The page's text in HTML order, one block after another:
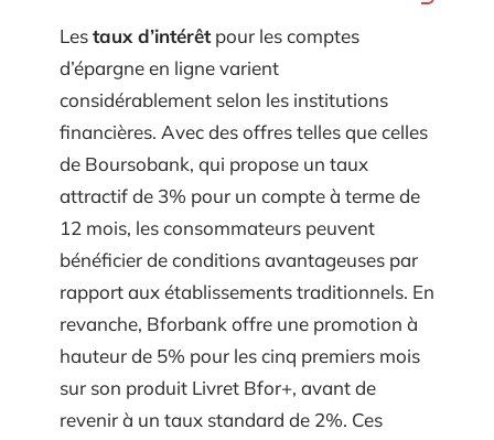
Lestaux d’intérêtpour les comptes
d’épargne en ligne varient
considérablement selon les institutions
financières. Avec des offres telles que celles
de Boursobank, qui propose un taux
attractif de 3% pour un compte à terme de
12 mois, les consommateurs peuvent
bénéficier de conditions avantageuses par
rapport aux établissements traditionnels. En
revanche, Bforbank offre une promotion à
hauteur de 5% pour les cinq premiers mois
sur son produit Livret Bfor+, avant de
revenir à un taux standard de 2%. Ces